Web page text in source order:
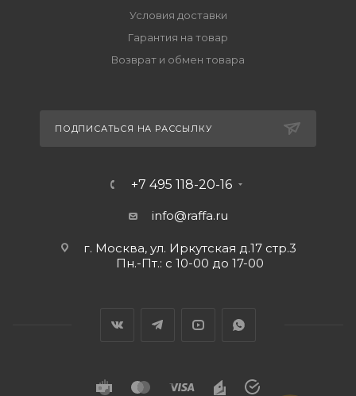
Условия доставки
Гарантия на товар
Возврат и обмен товара
ПОДПИСАТЬСЯ НА РАССЫЛКУ
+7 495 118-20-16
info@raffa.ru
г. Москва, ул. Иркутская д.17 стр.3
Пн.-Пт.: с 10-00 до 17-00